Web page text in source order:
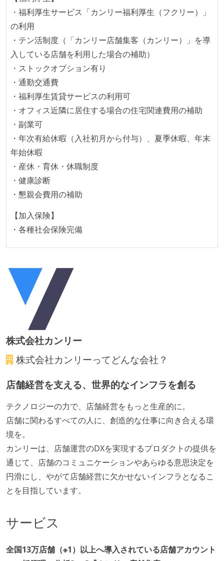
となって行う
全体のスケジュール管理は、途中の成果を随時確認し
ながら、納期または盛り込む機能を柔軟に調整する形
で行う
プロダクトの開発言語やフレームワークなど主要な構
成技術は、基本的に最新版より1年以上ビハインドし
ていない
コード品質向上のための取り組み
本番にデプロイされるコードには、全てコードレビュ
ーまたはペアプログラミングを実施している
「リファクタリングは随時行われるべき」という価値
観をメンバー全員が共有しており、日常的に実施して
いる
何らかのコーディング規約をチーム全体で遵守するよ
うにしている
提出されたコードには自動的にリグレッションテスト
アジャイル実践状況
1ヶ月以下の短い期間でのイテレーション開発を実践
している
デイリーでスタンドアップミーティング、またはそれ
に準じるチーム内の打ち合わせを行っている
イテレーションの最後などに、定期的にチームでふり
かえりミーティングを行っている
く相対ポイントを用い、極力複数人の意見を調整する
継続的なデプロイ（デリバリー）を行っている
ワークフローの整備
全てのコードをバージョン管理ツールで管理している
各メンバーが実装したコードのマージは Pull Request
ベースで行われる
自動（＝システム化され、1コマンドで実行できる）
コードによるインフラ構成管理（Infrastructure as
・福利厚生サービス「カンリー福利厚生（フクリー）」
の利用
・テン活制度（「カンリー店舗集客（カンリー）」を導
入している店舗を利用した場合の補助）
・ストックオプション有り
・通勤交通費
・福利厚生賃貸サービスの利用可
・オフィス近隣に居住する場合の住宅関連費用の補助
・副業可
・年次有給休暇（入社初月から付与）、夏季休暇、年末
年始休暇
・産休・育休・休職制度
・健康診断
・懇親会費用の補助
【加入保険】
・各種社会保険完備
株式会社カンリー
株式会社カンリーってどんな会社？
店舗経営を支える、世界的なインフラを創る
テクノロジーの力で、店舗経営をもっと生産的に。
店舗に関わるすべての人に、創造的な仕事に向き合える環
境を。
カンリーは、店舗運営のDXを実現するプロダクトの提供を
通じて、店舗のコミュニケーションやあらゆる意思決定を
円滑にし、やがて店舗経営に欠かせないインフラとなるこ
とを目指しています。
サービス
全国13万店舗（※1）以上へ導入されている店舗アカウント